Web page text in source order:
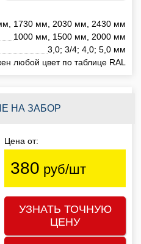
1730 мм, 2030 мм, 2430 мм
1000 мм, 1500 мм, 2000 мм
3,0; 3/4; 4,0; 5,0 мм
любой цвет по таблице RAL
НА ЗАБОР
Цена от:
380 руб/шт
УЗНАТЬ ТОЧНУЮ
ЦЕНУ